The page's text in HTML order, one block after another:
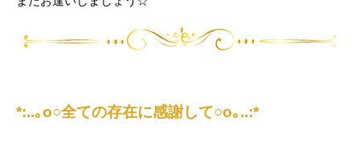
*:..｡o○全ての存在に感謝して○o｡..:*